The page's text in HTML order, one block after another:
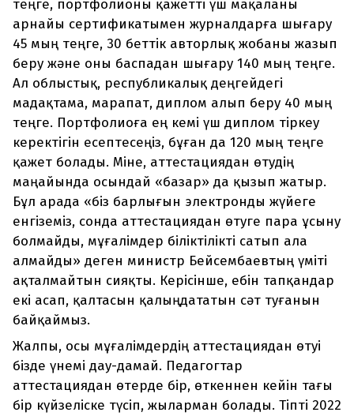
теңге, портфолионы қажетті үш мақаланы
арнайы сертификатымен журналдарға шығару
45 мың теңге, 30 беттік авторлық жобаны жазып
беру және оны баспадан шығару 140 мың теңге.
Ал облыстық, республикалық деңгейдегі
мадақтама, марапат, диплом алып беру 40 мың
теңге. Портфолиоға ең кемі үш диплом тіркеу
керектігін есептесеңіз, бұған да 120 мың теңге
қажет болады. Міне, аттестациядан өтудің
маңайында осындай «базар» да қызып жатыр.
Бұл арада «біз барлығын электронды жүйеге
енгіземіз, сонда аттестациядан өтуге пара ұсыну
болмайды, мұғалімдер біліктілікті сатып ала
алмайды» деген министр Бейсембаевтың үміті
ақталмайтын сияқты. Керісінше, ебін тапқандар
екі асап, қалтасын қалыңдататын сәт туғанын
байқаймыз.
Жалпы, осы мұғалімдердің аттестациядан өтуі
бізде үнемі дау-дамай. Педагогтар
аттестациядан өтерде бір, өткеннен кейін тағы
бір күйзеліске түсіп, жыларман болады. Тіпті 2022